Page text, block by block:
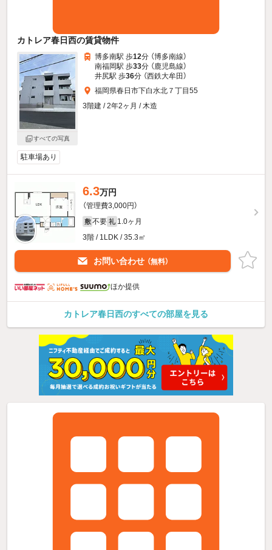
カトレア春日西の賃貸物件
すべての写真
博多南駅 歩12分 （博多南線）
南福岡駅 歩33分 （鹿児島線）
井尻駅 歩36分 （西鉄大牟田）
福岡県春日市下白水北７丁目55
3階建 / 2年2ヶ月 / 木造
駐車場あり
6.3万円
（管理費3,000円）
敷 不要 礼 1.0ヶ月
3階 / 1LDK / 35.3㎡
お問い合わせ （無料）
ほか提供
カトレア春日西のすべての部屋を見る